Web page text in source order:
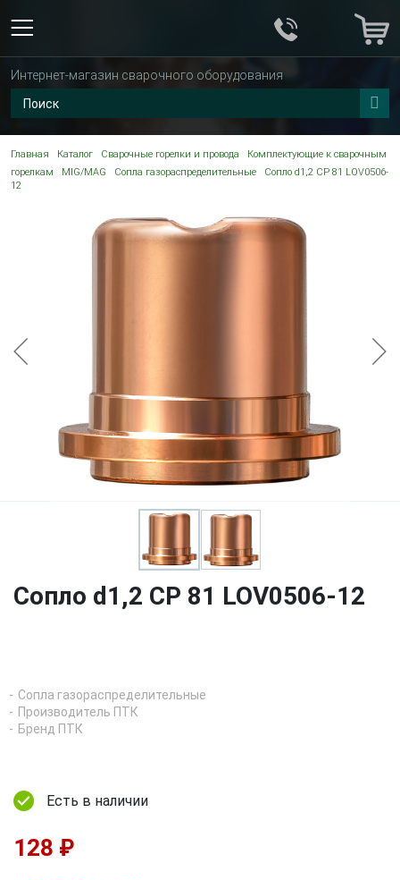
Интернет-магазин сварочного оборудования
Главная Каталог Сварочные горелки и провода
Комплектующие к сварочным
горелкам
MIG/MAG Сопла газораспределительные
Сопло d1,2 CP 81 LOV0506-
12
Сопло d1,2 CP 81 LOV0506-12
Сопла газораспределительные
Производитель ПТК
Бренд ПТК
Есть в наличии
128 ₽